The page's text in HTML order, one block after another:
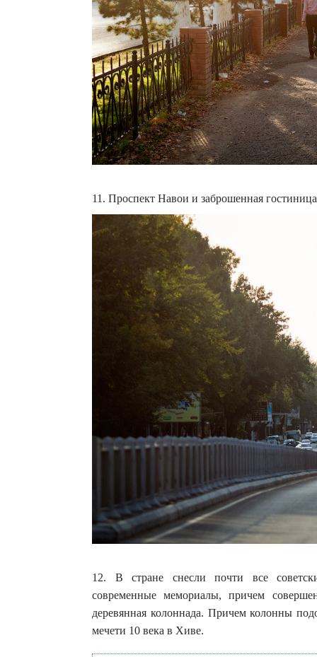
11. Проспект Навои и заброшенная
12. В стране снесли почти все
современные мемориалы, причем
деревянная колоннада. Причем колонны
мечети 10 века в Хиве.